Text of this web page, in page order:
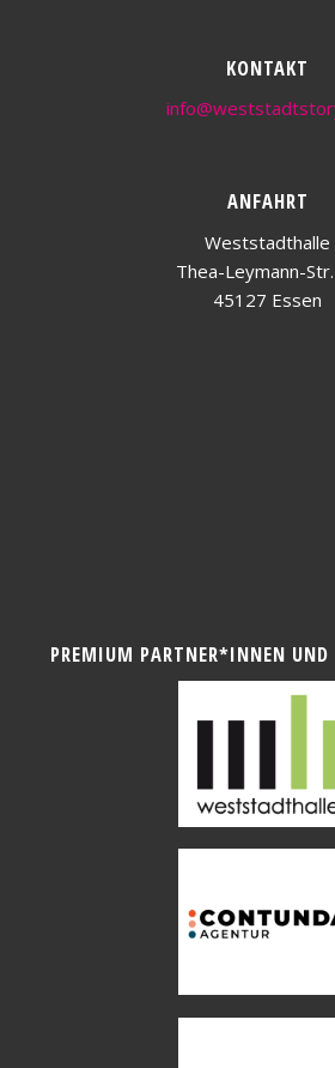
KONTAKT
ANFAHRT
Weststadthalle
Thea-Leymann-
45127 Essen
PREMIUM PARTNER*INNEN